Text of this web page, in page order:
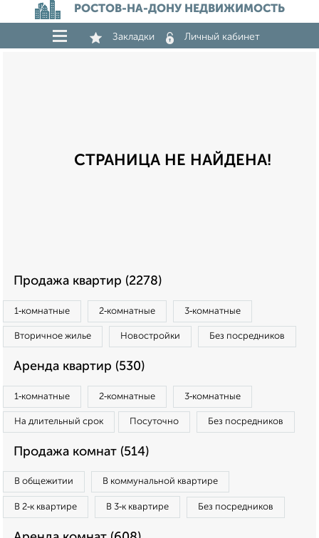
РОСТОВ-НА-ДОНУ НЕДВИЖИМОСТЬ
Закладки Личный кабинет
СТРАНИЦА НЕ НАЙДЕНА!
Продажа квартир (2278)
1‑комнатные 2‑комнатные 3‑комнатные
Вторичное жилье Новостройки Без посредников
Аренда квартир (530)
1‑комнатные 2‑комнатные 3‑комнатные
На длительный срок Посуточно Без посредников
Продажа комнат (514)
В общежитии В коммунальной квартире
В 2‑к квартире В 3‑к квартире Без посредников